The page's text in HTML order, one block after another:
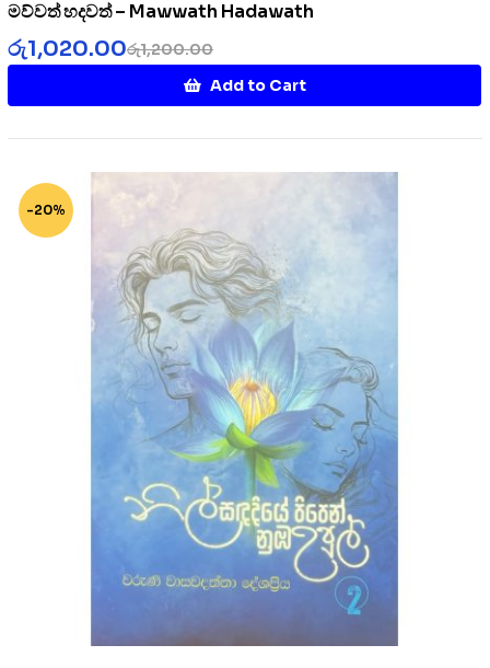
මව්වත් හදවත් – Mawwath Hadawath
රු1,200.00
රු1,020.00
Add to Cart
-20%